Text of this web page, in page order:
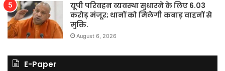
यूपी परिवहन व्यवस्था सुधारने के लिए 6.03
करोड़ मंजूर; थानों को मिलेगी कबाड़ वाहनों से
मुक्ति.
August 6, 2026
E-Paper